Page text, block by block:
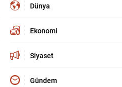
Dünya
Ekonomi
Siyaset
Gündem